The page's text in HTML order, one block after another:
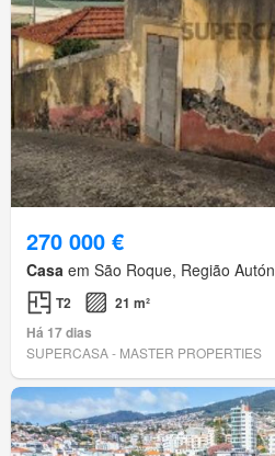
270 000 €
Casa em São Roque, Região
T2
21 m²
Há 17 dias
SUPERCASA - MASTER PROPERTIES